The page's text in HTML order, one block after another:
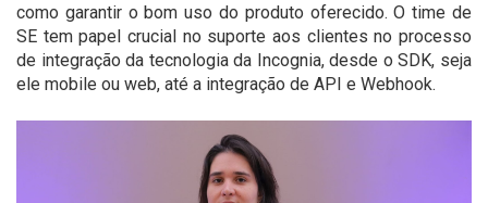
como garantir o bom uso do produto oferecido. O time de
SE tem papel crucial no suporte aos clientes no processo
de integração da tecnologia da Incognia, desde o SDK, seja
ele mobile ou web, até a integração de API e Webhook.